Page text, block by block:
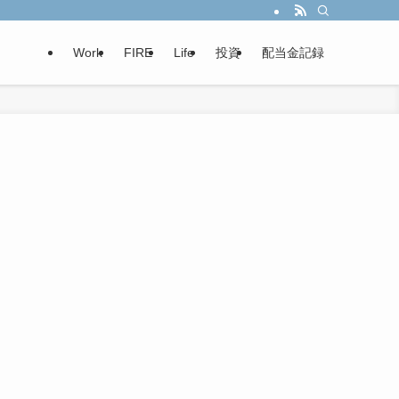
Work FIRE Life 投資 配当金記録